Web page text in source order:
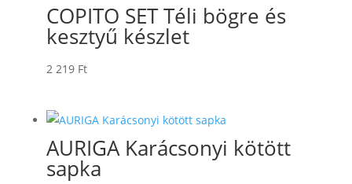
COPITO SET Téli bögre és
kesztyű készlet
2 219 Ft
AURIGA Karácsonyi kötött
sapka